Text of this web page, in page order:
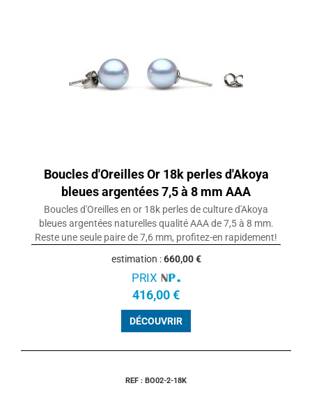
Boucles d'Oreilles Or 18k perles d'Akoya
bleues argentées 7,5 à 8 mm AAA
Boucles d'Oreilles en or 18k perles de culture d'Akoya
bleues argentées naturelles qualité AAA de 7,5 à 8 mm.
Reste une seule paire de 7,6 mm, profitez-en rapidement!
estimation :660,00 €
PRIX
416,00 €
DÉCOUVRIR
REF : BO02-2-18K